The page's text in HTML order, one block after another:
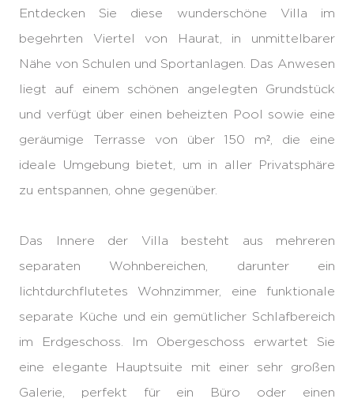
Entdecken Sie diese wunderschöne Villa im
begehrten Viertel von Haurat, in unmittelbarer
Nähe von Schulen und Sportanlagen. Das Anwesen
liegt auf einem schönen angelegten Grundstück
und verfügt über einen beheizten Pool sowie eine
geräumige Terrasse von über 150 m², die eine
ideale Umgebung bietet, um in aller Privatsphäre
zu entspannen, ohne gegenüber.
Das Innere der Villa besteht aus mehreren
separaten Wohnbereichen, darunter ein
lichtdurchflutetes Wohnzimmer, eine funktionale
separate Küche und ein gemütlicher Schlafbereich
im Erdgeschoss. Im Obergeschoss erwartet Sie
eine elegante Hauptsuite mit einer sehr großen
Galerie, perfekt für ein Büro oder einen